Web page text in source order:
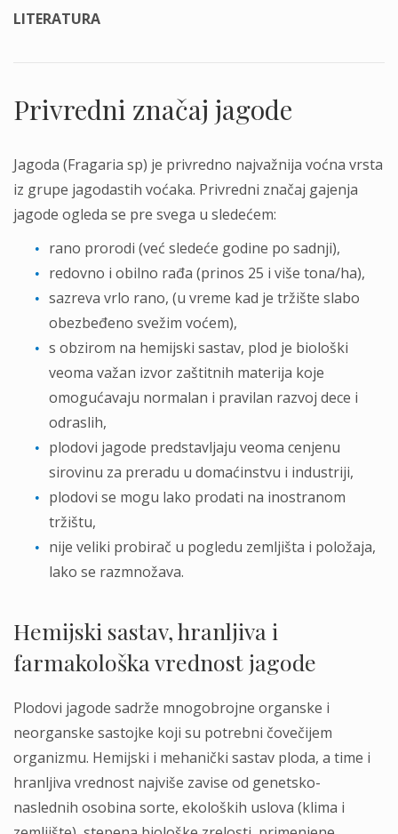
LITERATURA
Privredni značaj jagode
Jagoda (Fragaria sp) je privredno najvažnija voćna vrsta
iz grupe jagodastih voćaka. Privredni značaj gajenja
jagode ogleda se pre svega u sledećem:
rano prorodi (već sledeće godine po sadnji),
redovno i obilno rađa (prinos 25 i više tona/ha),
sazreva vrlo rano, (u vreme kad je tržište slabo
obezbeđeno svežim voćem),
s obzirom na hemijski sastav, plod je biološki
veoma važan izvor zaštitnih materija koje
omogućavaju normalan i pravilan razvoj dece i
odraslih,
plodovi jagode predstavljaju veoma cenjenu
sirovinu za preradu u domaćinstvu i industriji,
plodovi se mogu lako prodati na inostranom
tržištu,
nije veliki probirač u pogledu zemljišta i položaja,
lako se razmnožava.
Hemijski sastav, hranljiva i
farmakološka vrednost jagode
Plodovi jagode sadrže mnogobrojne organske i
neorganske sastojke koji su potrebni čovečijem
organizmu. Hemijski i mehanički sastav ploda, a time i
hranljiva vrednost najviše zavise od genetsko-
naslednih osobina sorte, ekoloških uslova (klima i